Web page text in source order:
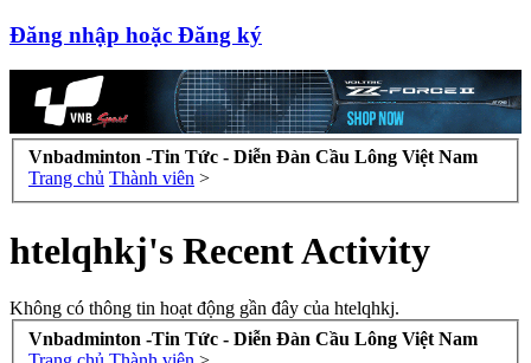
Đăng nhập hoặc Đăng ký
Vnbadminton -Tin Tức - Diễn Đàn Cầu Lông Việt Nam
Trang chủ Thành viên >
htelqhkj's Recent Activity
Không có thông tin hoạt động gần đây của htelqhkj.
Vnbadminton -Tin Tức - Diễn Đàn Cầu Lông Việt Nam